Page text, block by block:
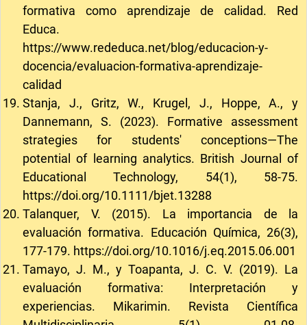
formativa como aprendizaje de calidad. Red
Educa.
https://www.rededuca.net/blog/educacion-y-
docencia/evaluacion-formativa-aprendizaje-
calidad
Stanja, J., Gritz, W., Krugel, J., Hoppe, A., y
Dannemann, S. (2023). Formative assessment
strategies for students' conceptions—The
potential of learning analytics. British Journal of
Educational Technology, 54(1), 58-75.
https://doi.org/10.1111/bjet.13288
Talanquer, V. (2015). La importancia de la
evaluación formativa. Educación Química, 26(3),
177-179. https://doi.org/10.1016/j.eq.2015.06.001
Tamayo, J. M., y Toapanta, J. C. V. (2019). La
evaluación formativa: Interpretación y
experiencias. Mikarimin. Revista Científica